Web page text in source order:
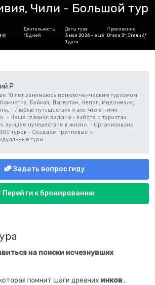
Чили - Большой тур
Длительность
15 дней
Даты тура
3 мая 2026 + ещё
1 дата
Проживание
Отели 3*, Отели 4*
на поиски исчезнувших
помнит шаги древних инков...
Р
10 лет занимаюсь приключенческим туризмом.
Байкал, Дагестан, Непал, Индонезия,
- Люблю путешествия и все что с ними
- Наша главная задача - забота о туристах.
лучшее путешествие в жизни. - Организовано
туров - Создаем групповые и
туры
Задать вопрос гиду
Перейти к бронированию